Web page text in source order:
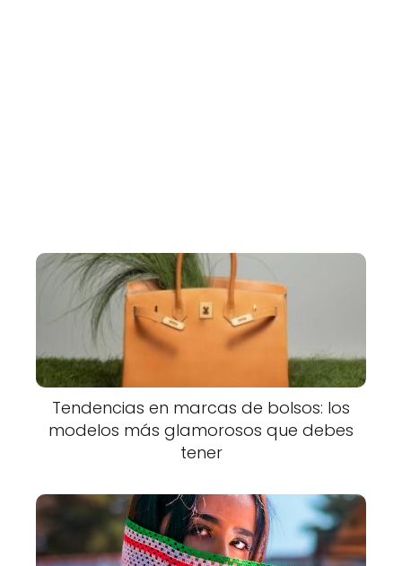
Tendencias en marcas de bolsos: los
modelos más glamorosos que debes
tener